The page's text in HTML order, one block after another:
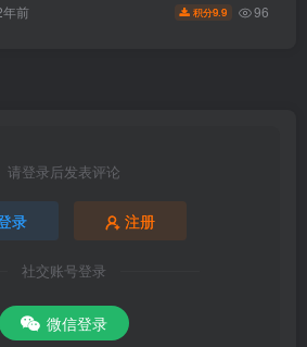
年前 积分9.9 96
请登录后发表评论
录 注册
社交账号登录
微信登录